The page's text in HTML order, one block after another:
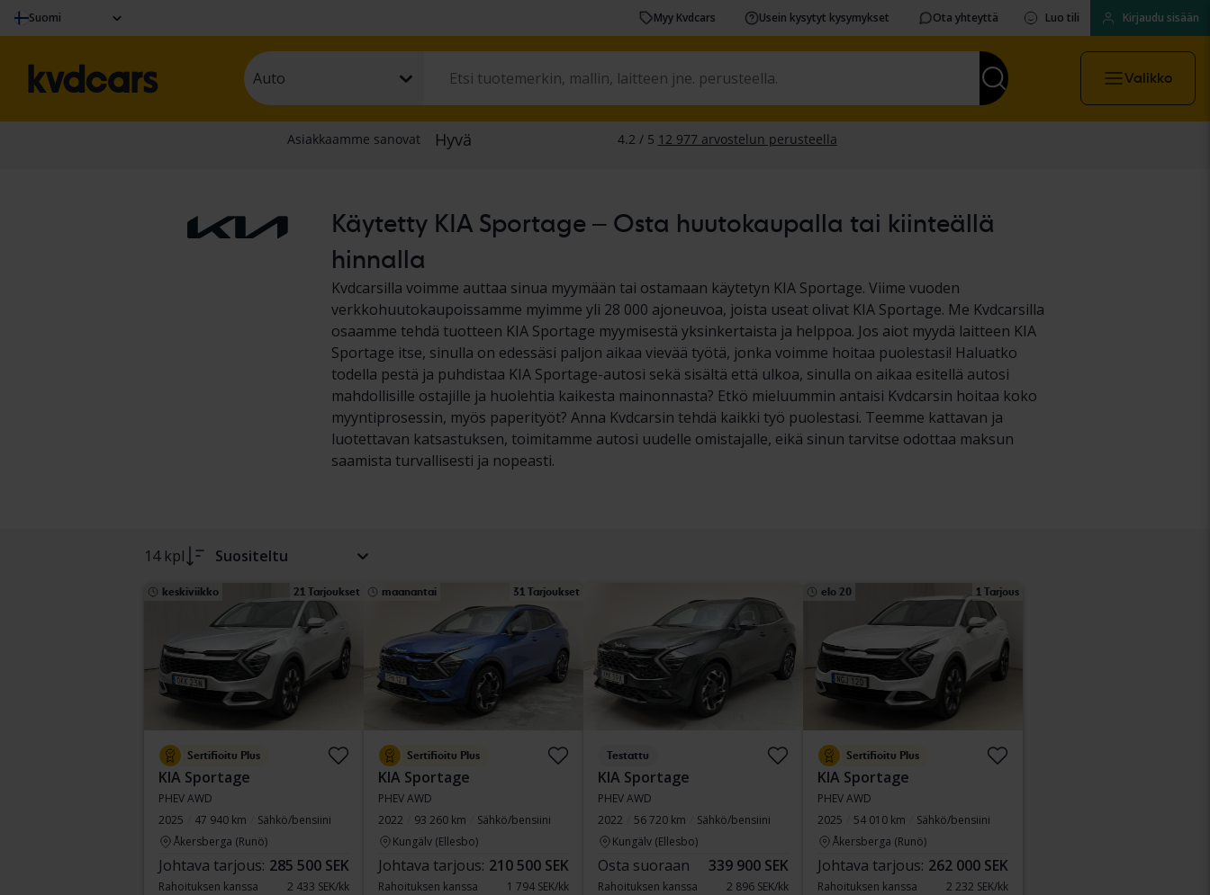
Suomi Myy Kvdcars Usein kysytyt kysymykset Ota yhteyttä Luo tili Kirjaudu sisään
Auto Valikko
Käytetty KIA Sportage – Osta huutokaupalla tai kiinteällä
hinnalla
Kvdcarsilla voimme auttaa sinua myymään tai ostamaan käytetyn KIA Sportage. Viime vuoden
verkkohuutokaupoissamme myimme yli 28 000 ajoneuvoa, joista useat olivat KIA Sportage. Me Kvdcarsilla
osaamme tehdä tuotteen KIA Sportage myymisestä yksinkertaista ja helppoa. Jos aiot myydä laitteen KIA
Sportage itse, sinulla on edessäsi paljon aikaa vievää työtä, jonka voimme hoitaa puolestasi! Haluatko
todella pestä ja puhdistaa KIA Sportage-autosi sekä sisältä että ulkoa, sinulla on aikaa esitellä autosi
mahdollisille ostajille ja huolehtia kaikesta mainonnasta? Etkö mieluummin antaisi Kvdcarsin hoitaa koko
myyntiprosessin, myös paperityöt? Anna Kvdcarsin tehdä kaikki työ puolestasi. Teemme kattavan ja
luotettavan katsastuksen, toimitamme autosi uudelle omistajalle, eikä sinun tarvitse odottaa maksun
saamista turvallisesti ja nopeasti.
14 kpl Suositeltu
keskiviikko 21 Tarjoukset
Sertifioitu Plus
KIA Sportage
PHEV AWD
2025
47 940 km
Sähkö/bensiini
Åkersberga (Runö)
Johtava tarjous: 285 500 SEK
Rahoituksen kanssa 2 433 SEK/kk
maanantai 31 Tarjoukset
Sertifioitu Plus
KIA Sportage
PHEV AWD
2022
93 260 km
Sähkö/bensiini
Kungälv (Ellesbo)
Johtava tarjous: 210 500 SEK
Rahoituksen kanssa 1 794 SEK/kk
Testattu
KIA Sportage
PHEV AWD
2022
56 720 km
Sähkö/bensiini
Kungälv (Ellesbo)
Osta suoraan 339 900 SEK
Rahoituksen kanssa 2 896 SEK/kk
elo 20 1 Tarjous
Sertifioitu Plus
KIA Sportage
PHEV AWD
2025
54 010 km
Sähkö/bensiini
Åkersberga (Runö)
Johtava tarjous: 262 000 SEK
Rahoituksen kanssa 2 232 SEK/kk